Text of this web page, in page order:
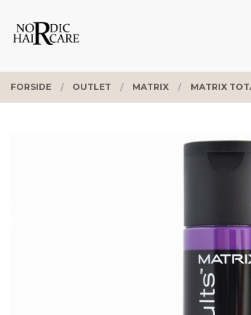
innholdet
PRODUKTER
FORSIDE OUTLET MATRIX MATRIX